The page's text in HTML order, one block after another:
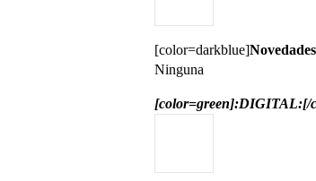
[color=darkblue]
Ninguna
[color=green]:DIGITAL:[/